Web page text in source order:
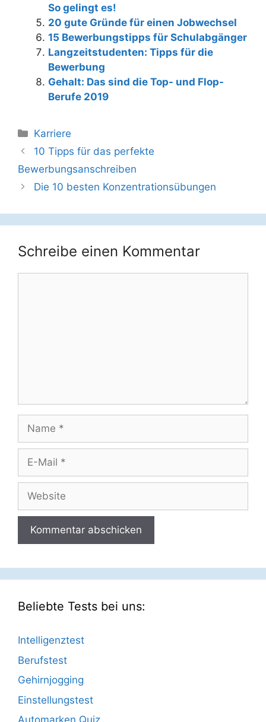
So gelingt es!
20 gute Gründe für einen Jobwechsel
15 Bewerbungstipps für Schulabgänger
Langzeitstudenten: Tipps für die
Bewerbung
Gehalt: Das sind die Top- und Flop-
Berufe 2019
Kategorien
Karriere
Beitrags-
Navigation
10 Tipps für das perfekte
Bewerbungsanschreiben
Die 10 besten Konzentrationsübungen
Schreibe einen Kommentar
Name
Website
Beliebte Tests bei uns:
Intelligenztest
Berufstest
Gehirnjogging
Einstellungstest